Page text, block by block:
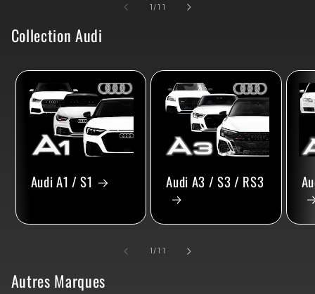
1 /de
11
Collection Audi
Audi A1 / S1 Audi A3 / S3 / RS3
1/de
Autres Marques